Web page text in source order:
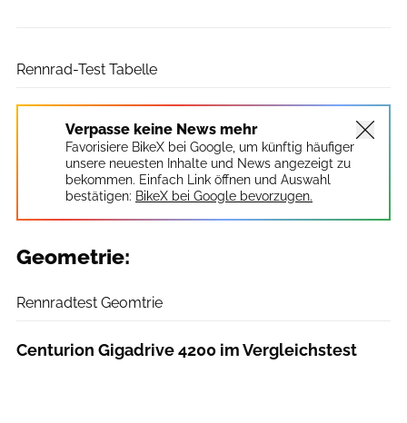
Rennrad-Test Tabelle
Verpasse keine News mehr
Favorisiere BikeX bei Google, um künftig häufiger
unsere neuesten Inhalte und News angezeigt zu
bekommen. Einfach Link öffnen und Auswahl
bestätigen: BikeX bei Google bevorzugen.
Geometrie:
Rennradtest Geomtrie
Centurion Gigadrive 4200 im Vergleichstest